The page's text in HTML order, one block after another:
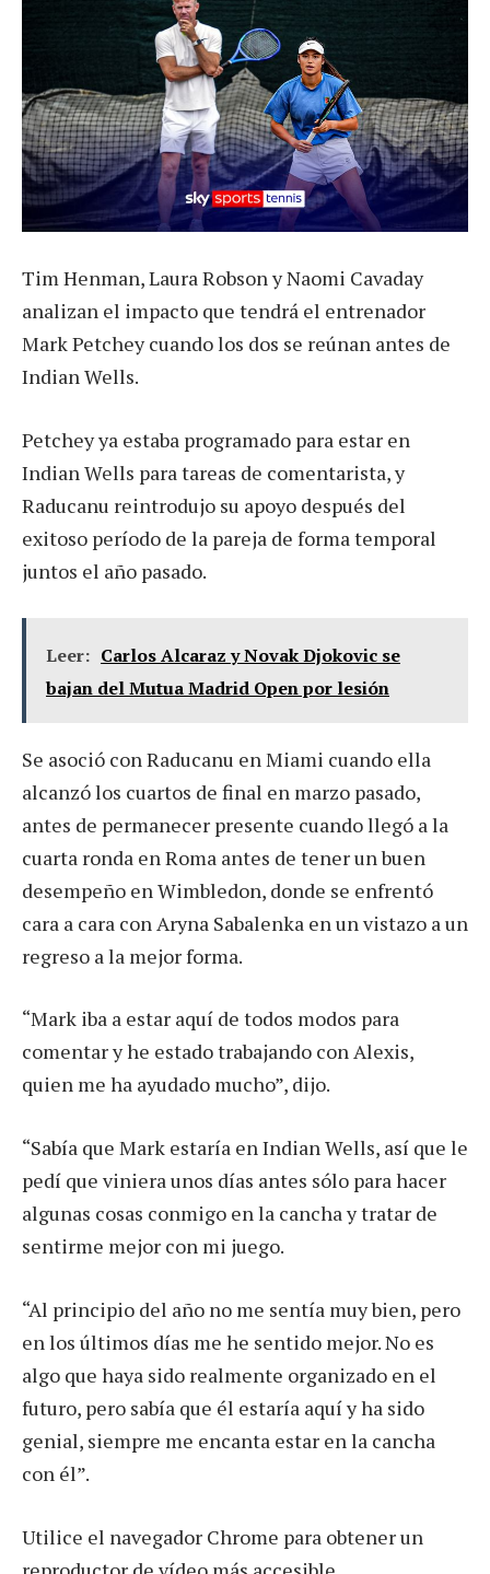
Tim Henman, Laura Robson y Naomi Cavaday
analizan el impacto que tendrá el entrenador
Mark Petchey cuando los dos se reúnan antes de
Indian Wells.
Petchey ya estaba programado para estar en
Indian Wells para tareas de comentarista, y
Raducanu reintrodujo su apoyo después del
exitoso período de la pareja de forma temporal
juntos el año pasado.
Leer: Carlos Alcaraz y Novak Djokovic se
bajan del Mutua Madrid Open por lesión
Se asoció con Raducanu en Miami cuando ella
alcanzó los cuartos de final en marzo pasado,
antes de permanecer presente cuando llegó a la
cuarta ronda en Roma antes de tener un buen
desempeño en Wimbledon, donde se enfrentó
cara a cara con Aryna Sabalenka en un vistazo a un
regreso a la mejor forma.
“Mark iba a estar aquí de todos modos para
comentar y he estado trabajando con Alexis,
quien me ha ayudado mucho”, dijo.
“Sabía que Mark estaría en Indian Wells, así que le
pedí que viniera unos días antes sólo para hacer
algunas cosas conmigo en la cancha y tratar de
sentirme mejor con mi juego.
“Al principio del año no me sentía muy bien, pero
en los últimos días me he sentido mejor. No es
algo que haya sido realmente organizado en el
futuro, pero sabía que él estaría aquí y ha sido
genial, siempre me encanta estar en la cancha
con él”.
Utilice el navegador Chrome para obtener un